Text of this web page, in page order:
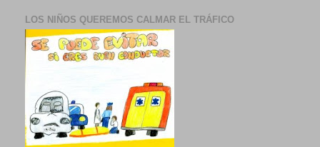
LOS NIÑOS QUEREMOS CALMAR EL TRÁFICO